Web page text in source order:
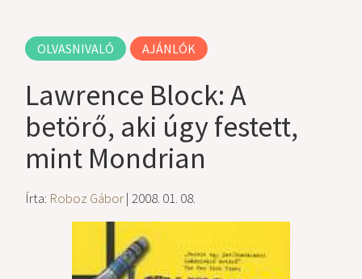
OLVASNIVALÓ AJÁNLÓK
Lawrence Block: A
betörő, aki úgy festett,
mint Mondrian
Írta: Roboz Gábor| 2008. 01. 08.